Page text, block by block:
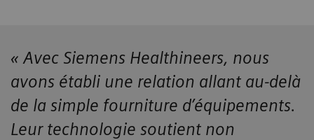
« Avec Siemens Healthineers, nous
avons établi une relation allant au-delà
de la simple fourniture d’équipements.
Leur technologie soutient non